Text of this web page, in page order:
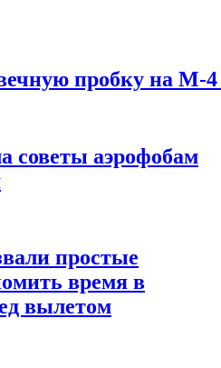
пробку на М-
советы аэрофобам
простые
время в
вылетом